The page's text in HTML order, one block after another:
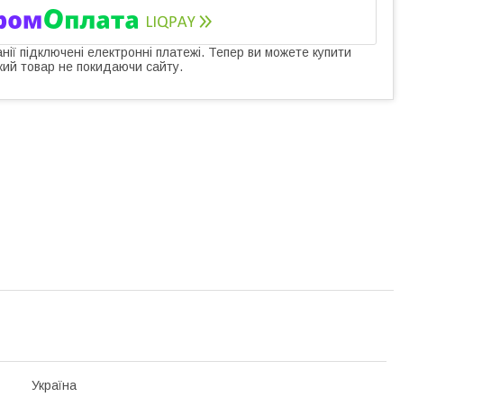
підключені електронні платежі. Тепер ви можете купити
товар не покидаючи сайту.
Україна